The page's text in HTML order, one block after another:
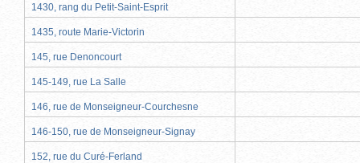
1430, rang du Petit-Saint-Esprit
1435, route Marie-Victorin
145, rue Denoncourt
145-149, rue La Salle
146, rue de Monseigneur-Courchesne
146-150, rue de Monseigneur-Signay
152, rue du Curé-Ferland